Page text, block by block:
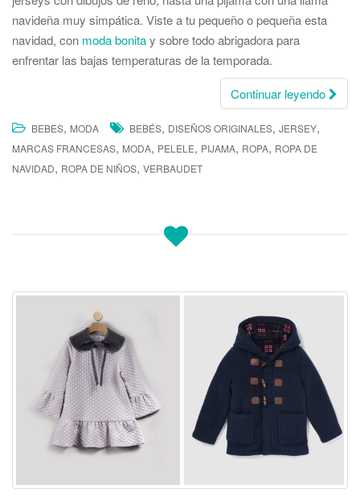
navideña muy simpática. Viste a tu pequeño o pequeña esta
navidad, con moda bonitay sobre todo abrigadora para
enfrentar las bajas temperaturas de la temporada.
Continuar leyendo
BEBES, MODA BEBÉS, DISEÑOS ORIGINALES, JERSEY,
MARCAS FRANCESAS, MODA, PELELE, PIJAMA, ROPA, ROPA DE
NAVIDAD, ROPA DE NIÑOS, VERBAUDET